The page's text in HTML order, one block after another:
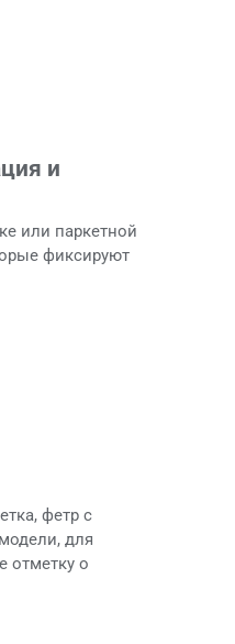
и
или паркетной
фиксируют
фетр с
для
отметку о